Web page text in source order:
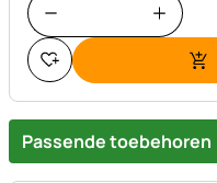
Passende toebehoren